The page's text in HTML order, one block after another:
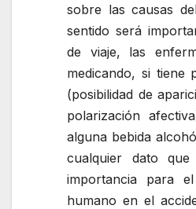
sobre las causas
sentido será
de viaje, las
medicando, si tiene
(posibilidad de
polarización
alguna bebida
cualquier dato
importancia para
humano en el